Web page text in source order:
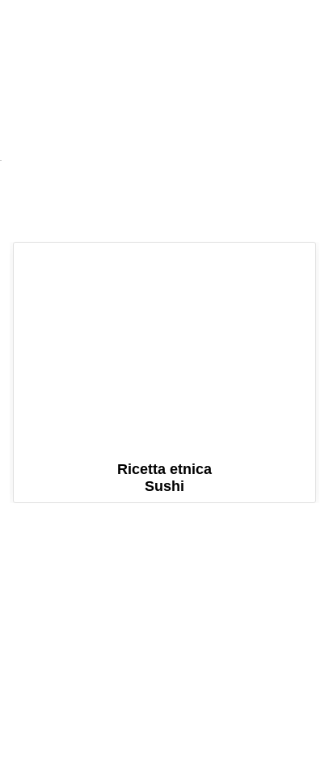
Ricetta etnica
Sushi